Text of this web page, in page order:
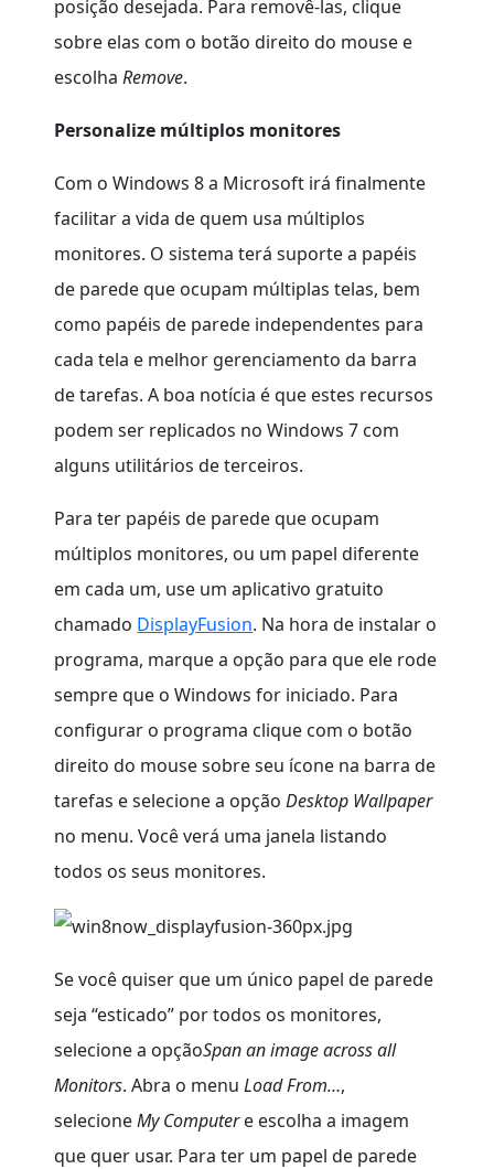
posição desejada. Para removê-las, clique
sobre elas com o botão direito do mouse e
escolhaRemove.
Personalize múltiplos monitores
Com o Windows 8 a Microsoft irá finalmente
facilitar a vida de quem usa múltiplos
monitores. O sistema terá suporte a papéis
de parede que ocupam múltiplas telas, bem
como papéis de parede independentes para
cada tela e melhor gerenciamento da barra
de tarefas. A boa notícia é que estes recursos
podem ser replicados no Windows 7 com
alguns utilitários de terceiros.
Para ter papéis de parede que ocupam
múltiplos monitores, ou um papel diferente
em cada um, use um aplicativo gratuito
chamado DisplayFusion. Na hora de instalar o
programa, marque a opção para que ele rode
sempre que o Windows for iniciado. Para
configurar o programa clique com o botão
direito do mouse sobre seu ícone na barra de
tarefas e selecione a opçãoDesktop Wallpaper
no menu. Você verá uma janela listando
todos os seus monitores.
Se você quiser que um único papel de parede
seja “esticado” por todos os monitores,
selecione a opçãoSpan an image across all
Monitors. Abra o menuLoad From…,
selecioneMy Computere escolha a imagem
que quer usar. Para ter um papel de parede